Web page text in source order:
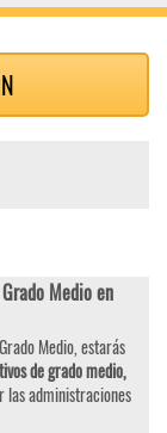
Medio en
Medio, estarás
de grado medio,
las administraciones